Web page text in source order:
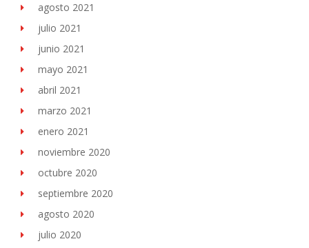
agosto 2021
julio 2021
junio 2021
mayo 2021
abril 2021
marzo 2021
enero 2021
noviembre 2020
octubre 2020
septiembre 2020
agosto 2020
julio 2020